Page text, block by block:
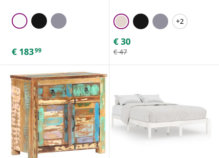
€ 18399
+2
€ 30
€ 47